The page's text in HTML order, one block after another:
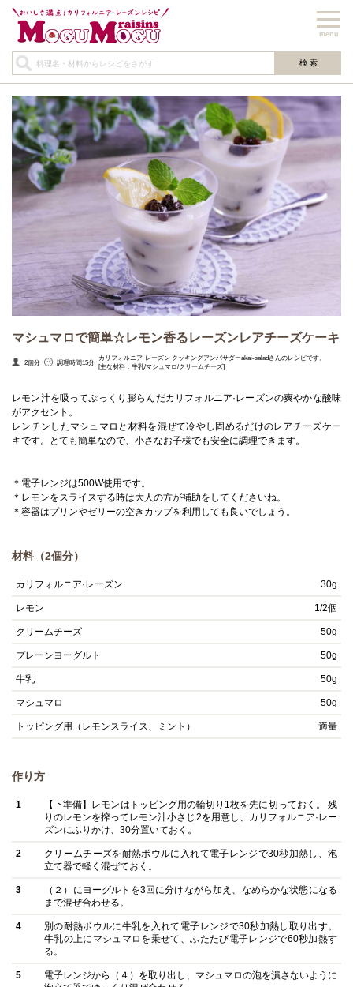
menu
マシュマロで簡単☆レモン香るレーズンレアチーズケーキ
2個分 調理時間15分
カリフォルニア·レーズン クッキングアンバサダーakai-saladさんのレシピです。
[主な材料：牛乳/マシュマロ/クリームチーズ]
レモン汁を吸ってぷっくり膨らんだカリフォルニア·レーズンの爽やかな酸味
がアクセント。
レンチンしたマシュマロと材料を混ぜて冷やし固めるだけのレアチーズケー
キです。とても簡単なので、小さなお子様でも安全に調理できます。
＊電子レンジは500W使用です。
＊レモンをスライスする時は大人の方が補助をしてくださいね。
＊容器はプリンやゼリーの空きカップを利用しても良いでしょう。
材料（2個分）
カリフォルニア·レーズン 30g
レモン 1/2個
クリームチーズ 50g
プレーンヨーグルト 50g
牛乳 50g
マシュマロ 50g
トッピング用（レモンスライス、ミント） 適量
作り方
1
【下準備】レモンはトッピング用の輪切り1枚を先に切っておく。 残
りのレモンを搾ってレモン汁小さじ2を用意し、カリフォルニア·レー
ズンにふりかけ、30分置いておく。
2
クリームチーズを耐熱ボウルに入れて電子レンジで30秒加熱し、泡
立て器で軽く混ぜておく。
3
（２）にヨーグルトを3回に分けながら加え、なめらかな状態になる
まで混ぜ合わせる。
4
別の耐熱ボウルに牛乳を入れて電子レンジで30秒加熱し取り出す。
牛乳の上にマシュマロを乗せて、ふたたび電子レンジで60秒加熱す
る。
5
電子レンジから（４）を取り出し、マシュマロの泡を潰さないように